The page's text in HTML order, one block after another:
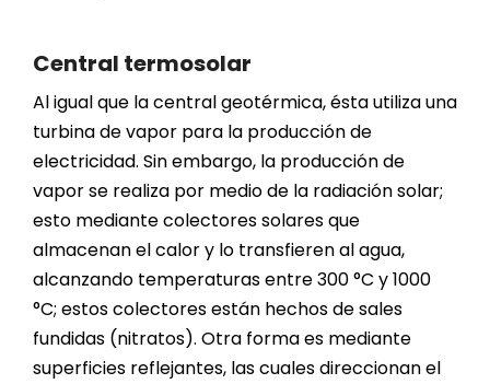
Central termosolar
Al igual que la central geotérmica, ésta utiliza una
turbina de vapor para la producción de
electricidad. Sin embargo, la producción de
vapor se realiza por medio de la radiación solar;
esto mediante colectores solares que
almacenan el calor y lo transfieren al agua,
alcanzando temperaturas entre 300 °C y 1000
°C; estos colectores están hechos de sales
fundidas (nitratos). Otra forma es mediante
superficies reflejantes, las cuales direccionan el